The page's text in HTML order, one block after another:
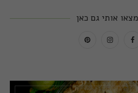
אותי גם כאן